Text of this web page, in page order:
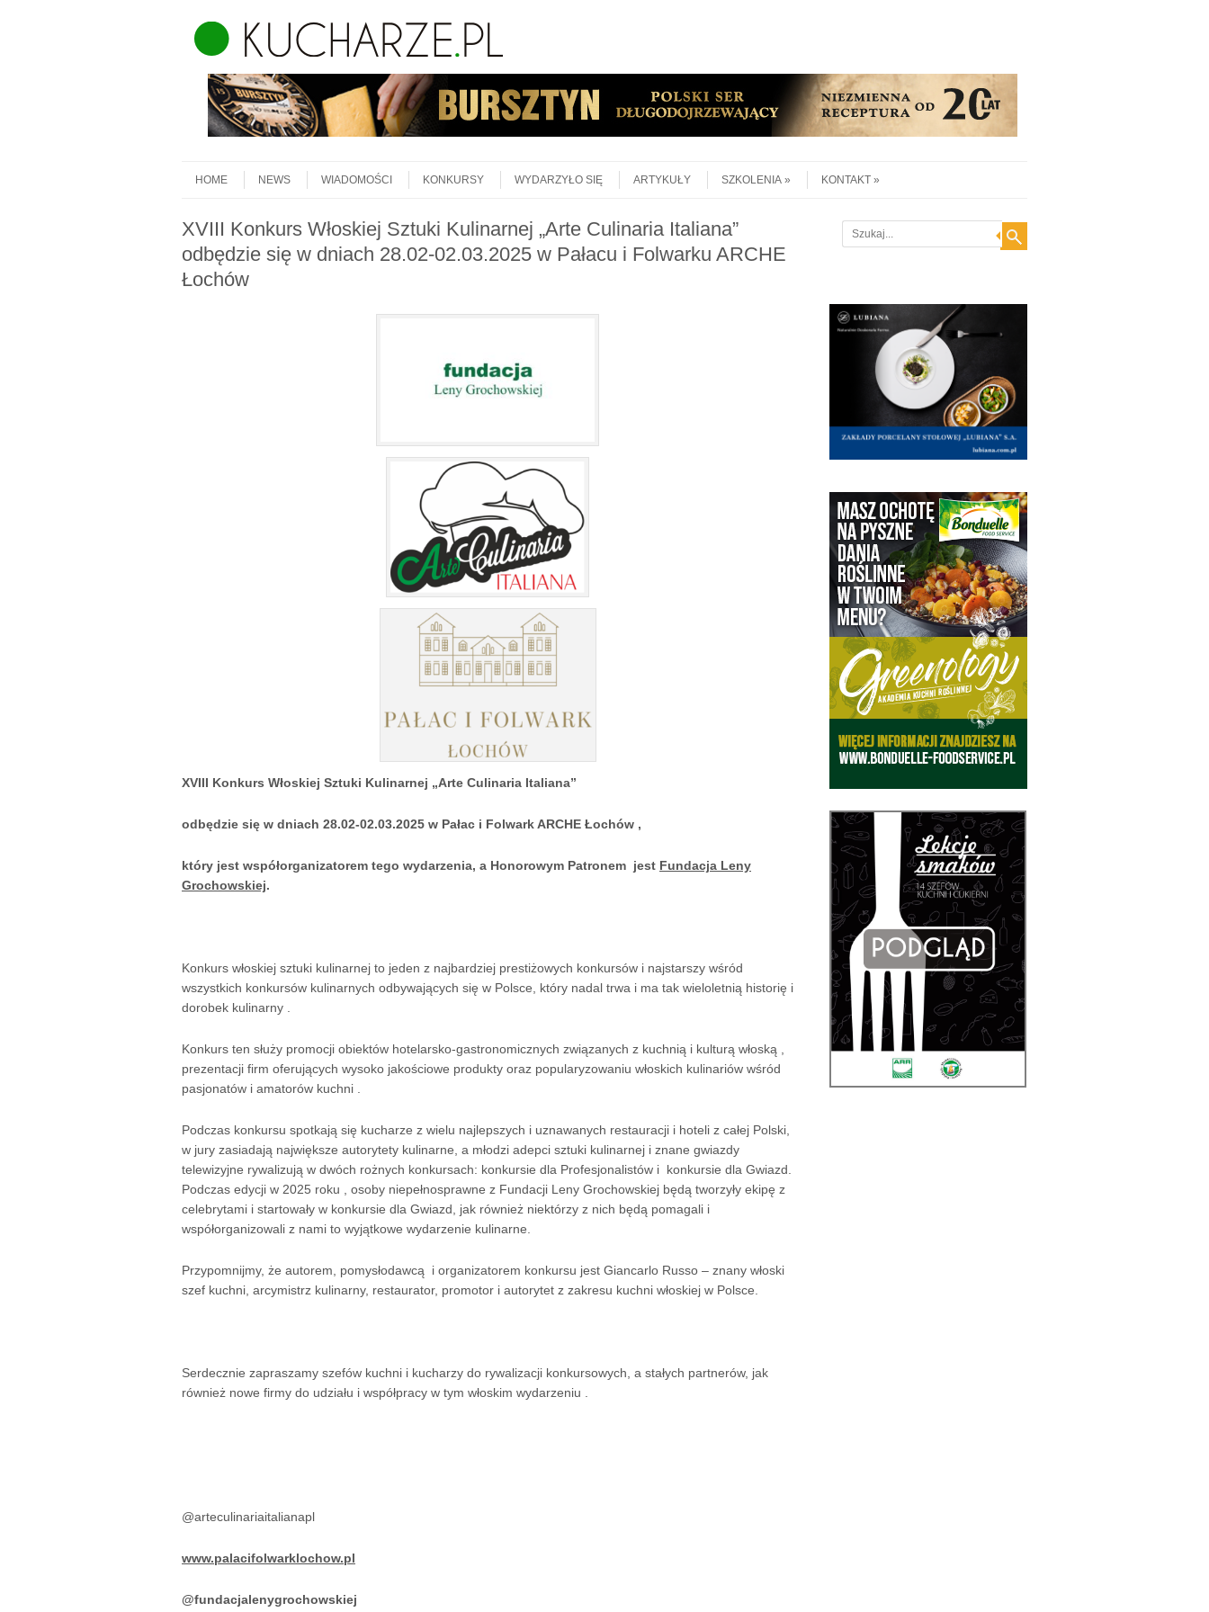
Menu
HOME
NEWS WIADOMOŚCI KONKURSY WYDARZYŁO SIĘ ARTYKUŁY SZKOLENIA KONTAKT
XVIII Konkurs Włoskiej Sztuki Kulinarnej „Arte Culinaria Italiana”
odbędzie się w dniach 28.02-02.03.2025 w Pałacu i Folwarku ARCHE
Łochów
XVIII Konkurs Włoskiej Sztuki Kulinarnej „Arte Culinaria Italiana”
odbędzie się w dniach 28.02-02.03.2025 w Pałac i Folwark ARCHE Łochów ,
który jest współorganizatorem tego wydarzenia, a Honorowym Patronem jest Fundacja Leny
Grochowskiej.
Konkurs włoskiej sztuki kulinarnej to jeden z najbardziej prestiżowych konkursów i najstarszy wśród
wszystkich konkursów kulinarnych odbywających się w Polsce, który nadal trwa i ma tak wieloletnią historię i
dorobek kulinarny .
Konkurs ten służy promocji obiektów hotelarsko-gastronomicznych związanych z kuchnią i kulturą włoską ,
prezentacji firm oferujących wysoko jakościowe produkty oraz popularyzowaniu włoskich kulinariów wśród
pasjonatów i amatorów kuchni .
Podczas konkursu spotkają się kucharze z wielu najlepszych i uznawanych restauracji i hoteli z całej Polski,
w jury zasiadają największe autorytety kulinarne, a młodzi adepci sztuki kulinarnej i znane gwiazdy
telewizyjne rywalizują w dwóch rożnych konkursach: konkursie dla Profesjonalistów i konkursie dla Gwiazd.
Podczas edycji w 2025 roku , osoby niepełnosprawne z Fundacji Leny Grochowskiej będą tworzyły ekipę z
celebrytami i startowały w konkursie dla Gwiazd, jak również niektórzy z nich będą pomagali i
współorganizowali z nami to wyjątkowe wydarzenie kulinarne.
Przypomnijmy, że autorem, pomysłodawcą i organizatorem konkursu jest Giancarlo Russo – znany włoski
szef kuchni, arcymistrz kulinarny, restaurator, promotor i autorytet z zakresu kuchni włoskiej w Polsce.
Serdecznie zapraszamy szefów kuchni i kucharzy do rywalizacji konkursowych, a stałych partnerów, jak
również nowe firmy do udziału i współpracy w tym włoskim wydarzeniu .
@arteculinariaitalianapl
www.palacifolwarklochow.pl
@fundacjalenygrochowskiej
Search